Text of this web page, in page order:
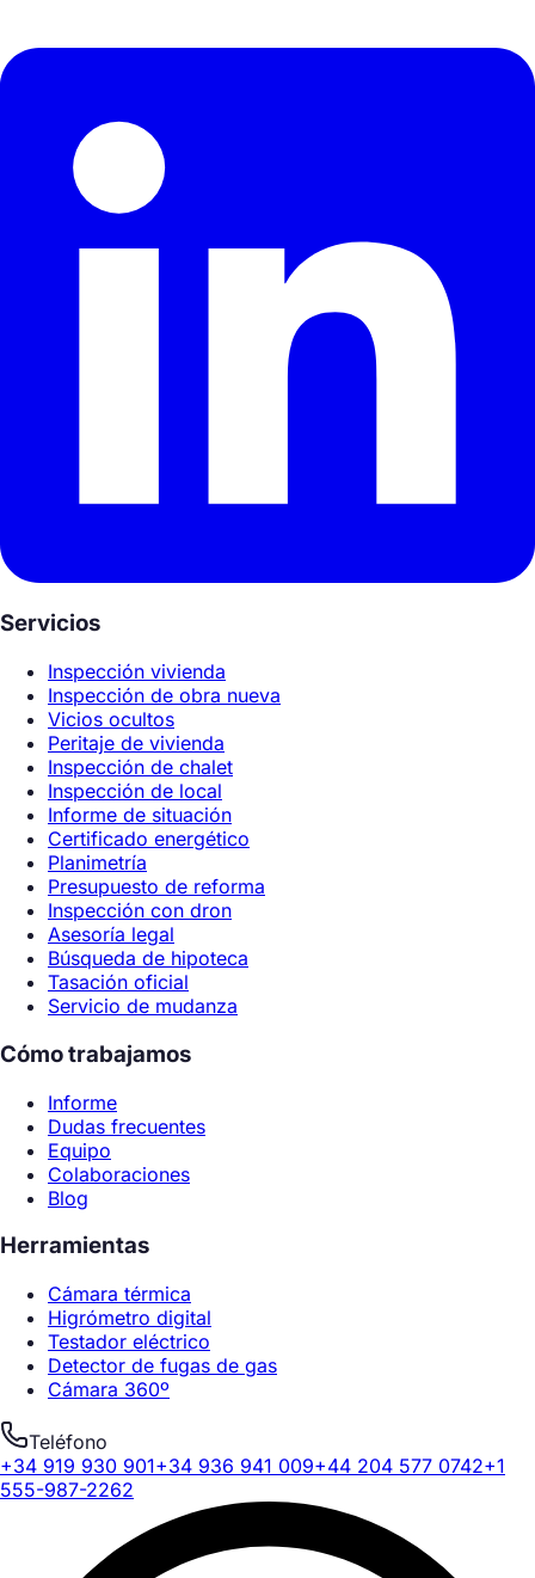
X.10. Plazos
Los plazos del informe pericial son específicos del
encargo y se concretan en el presupuesto, en función de la
complejidad técnica y de la necesidad de pruebas o
documentación adicional. Plazos orientativos: entre 10 y
30 días hábiles desde la visita, ampliables cuando
El informe pericial es confidencial y se entrega
exclusivamente al cliente y a quienes este autorice
expresamente (su abogado, procurador, juzgado en su
Servicios
Inspección vivienda
Inspección de obra nueva
Vicios ocultos
Peritaje de vivienda
Inspección de chalet
Inspección de local
Informe de situación
Certificado energético
Planimetría
Presupuesto de reforma
Inspección con dron
Asesoría legal
Búsqueda de hipoteca
Tasación oficial
Servicio de mudanza
Cómo trabajamos
Informe
Dudas frecuentes
Equipo
Colaboraciones
Blog
Herramientas
Cámara térmica
Higrómetro digital
Testador eléctrico
Detector de fugas de gas
Cámara 360º
Teléfono
+34 919 930 901+34 936 941 009+44 204 577 0742+1
555-987-2262